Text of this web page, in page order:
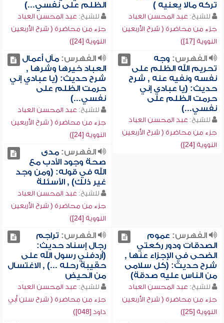
تركه مالا يعنيه )
للشيخ: عبد المحسن العباد
جزء من محاضرة ( شرح الأربعين
النووية [17])
الظلم على نفسي...)
للشيخ: عبد المحسن العباد
جزء من محاضرة ( شرح الأربعين
النووية [24])
الفهرس: وجه
تحريم الله الظلم على
نفسه ونفيه عنه , شرح
حديث: (يا عبادي إني
حرمت الظلم على
نفسي...)
للشيخ: عبد المحسن العباد
جزء من محاضرة ( شرح الأربعين
النووية [24])
الفهرس:مآل أعمال
العباد خيرها وشرها ,
شرح حديث: (يا عبادي إني
حرمت الظلم على
نفسي...)
للشيخ: عبد المحسن العباد
جزء من محاضرة ( شرح الأربعين
النووية [24])
الفهرس:مدى
صحة وجود الأدب مع
الله في قوله: (ومن وجد
غير ذلك) , الأسئلة
للشيخ: عبد المحسن العباد
جزء من محاضرة ( شرح الأربعين
النووية [24])
الفهرس: عموم
الصدقات ودور ركعتي
الضحى في الإجزاء عنها ,
شرح حديث: (كل سلامى
من الناس عليه صدقة)
للشيخ: عبد المحسن العباد
جزء من محاضرة ( شرح الأربعين
النووية [25])
الفهرس: تراجم
رجال إسناد حديث:
(أردفني رسول الله على
حقيبة رحله ...) , الاغتسال
من الحيض
للشيخ: عبد المحسن العباد
جزء من محاضرة ( شرح سنن أبي
داود [048])